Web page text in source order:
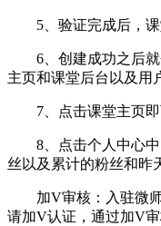
5、验证完成后，
6、创建成功之后
主页和课堂后台以及用
7、点击课堂主页
8、点击个人中心
丝以及累计的粉丝和昨
加V审核：入驻微
请加V认证，通过加V